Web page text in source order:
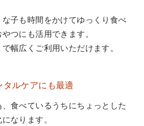
子も時間をかけてゆっくり食べ
つにも活用できます。
幅広くご利用いただけます。
ルケアにも最適
食べているうちにちょっとした
なります。